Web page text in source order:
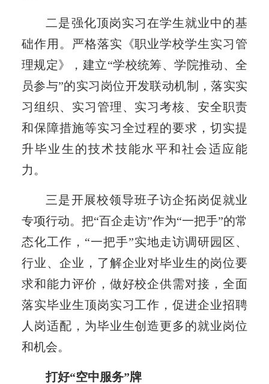
二是强化顶岗实习在学生就业中的基
础作用。严格落实《职业学校学生实习管
理规定》，建立“学校统筹、学院推动、全
员参与”的实习岗位开发联动机制，落实实
习组织、实习管理、实习考核、安全职责
和保障措施等实习全过程的要求，切实提
升毕业生的技术技能水平和社会适应能
力。
三是开展校领导班子访企拓岗促就业
专项行动。把“百企走访”作为“一把手”的常
态化工作，“一把手”实地走访调研园区、
行业、企业，了解企业对毕业生的岗位要
求和能力评价，做好校企供需对接，全面
落实毕业生顶岗实习工作，促进企业招聘
人岗适配，为毕业生创造更多的就业岗位
和机会。
打好“空中服务”牌